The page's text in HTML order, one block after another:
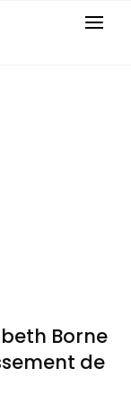
Borne
de